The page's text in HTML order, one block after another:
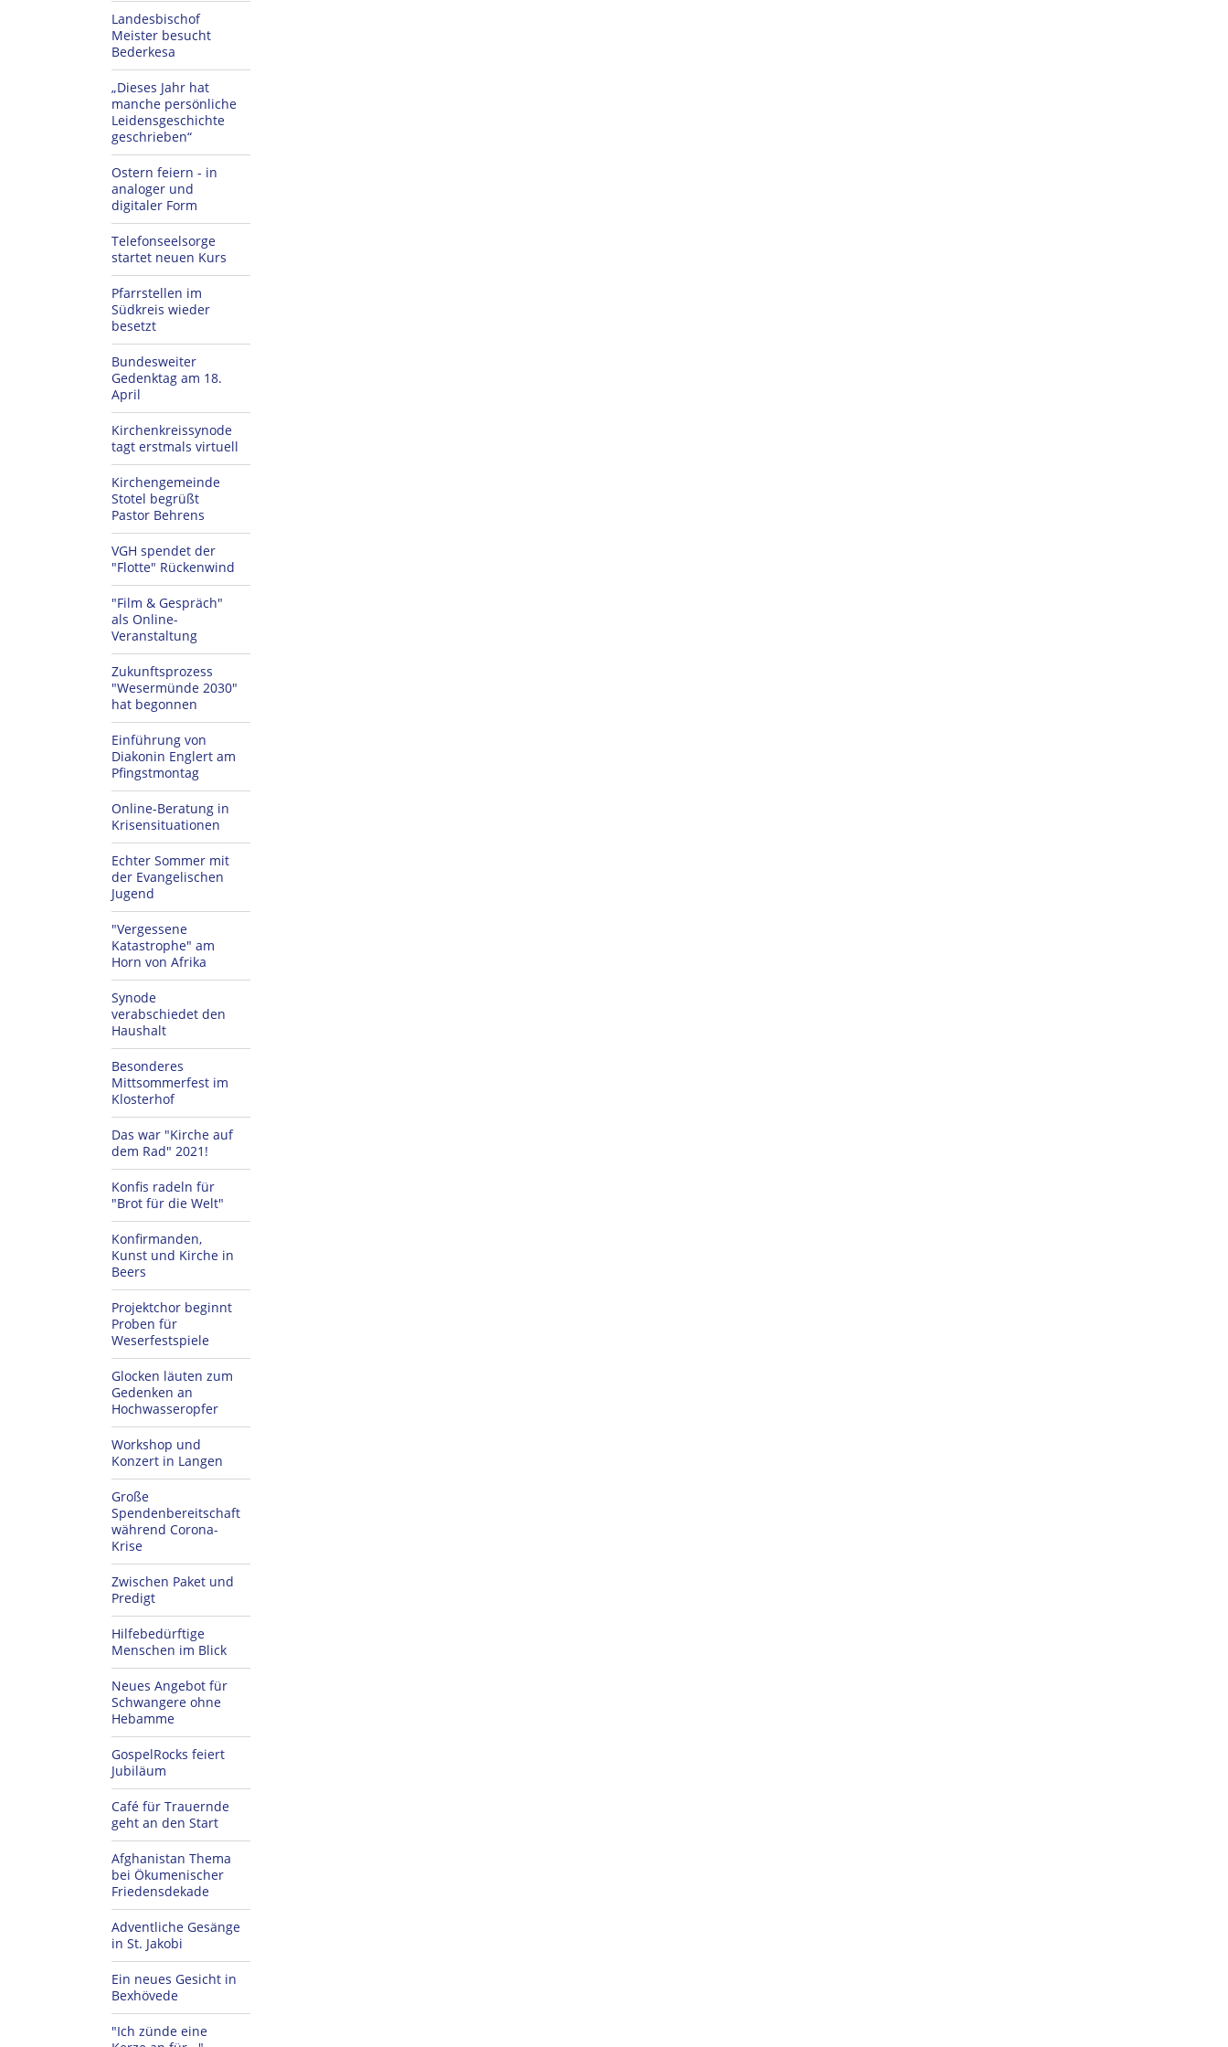
Landesbischof
Meister besucht
Bederkesa
„Dieses Jahr hat
manche persönliche
Leidensgeschichte
geschrieben“
Ostern feiern - in
analoger und
digitaler Form
Telefonseelsorge
startet neuen Kurs
Pfarrstellen im
Südkreis wieder
besetzt
Bundesweiter
Gedenktag am 18.
April
Kirchenkreissynode
tagt erstmals virtuell
Kirchengemeinde
Stotel begrüßt
Pastor Behrens
VGH spendet der
"Flotte" Rückenwind
"Film & Gespräch"
als Online-
Veranstaltung
Zukunftsprozess
"Wesermünde 2030"
hat begonnen
Einführung von
Diakonin Englert am
Pfingstmontag
Online-Beratung in
Krisensituationen
Echter Sommer mit
der Evangelischen
Jugend
"Vergessene
Katastrophe" am
Horn von Afrika
Synode
verabschiedet den
Haushalt
Besonderes
Mittsommerfest im
Klosterhof
Das war "Kirche auf
dem Rad" 2021!
Konfis radeln für
"Brot für die Welt"
Konfirmanden,
Kunst und Kirche in
Beers
Projektchor beginnt
Proben für
Weserfestspiele
Glocken läuten zum
Gedenken an
Hochwasseropfer
Workshop und
Konzert in Langen
Große
Spendenbereitschaft
während Corona-
Krise
Zwischen Paket und
Predigt
Hilfebedürftige
Menschen im Blick
Neues Angebot für
Schwangere ohne
Hebamme
GospelRocks feiert
Jubiläum
Café für Trauernde
geht an den Start
Afghanistan Thema
bei Ökumenischer
Friedensdekade
Adventliche Gesänge
in St. Jakobi
Ein neues Gesicht in
Bexhövede
"Ich zünde eine